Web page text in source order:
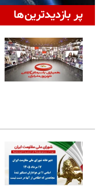
پر بازدیدترین‌ها